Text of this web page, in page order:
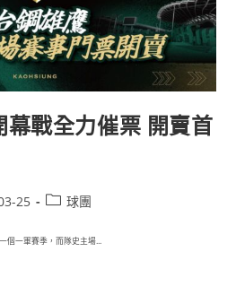
幕戰全力催票 開賣首
25 球團
個一軍賽季，而隊史主場...